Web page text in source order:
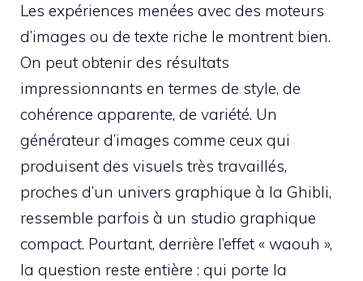
Les expériences menées avec des moteurs
d’images ou de texte riche le montrent bien.
On peut obtenir des résultats
impressionnants en termes de style, de
cohérence apparente, de variété. Un
générateur d’images comme ceux qui
produisent des visuels très travaillés,
proches d’un univers graphique à la Ghibli,
ressemble parfois à un studio graphique
compact. Pourtant, derrière l’effet « waouh »,
la question reste entière : qui porte la